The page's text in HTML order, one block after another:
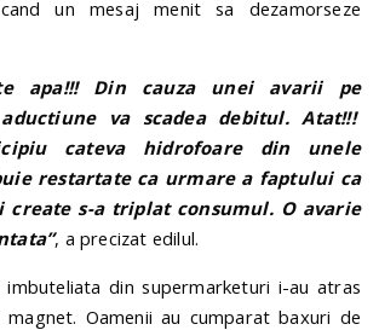
un mesaj menit sa dezamorseze
apa!!! Din cauza unei avarii pe
va scadea debitul. Atat!!!
cateva hidrofoare din unele
restartate ca urmare a faptului ca
s-a triplat consumul. O avarie
, a precizat edilul.
imbuteliata din supermarketuri i-au atras
Oamenii au cumparat baxuri de